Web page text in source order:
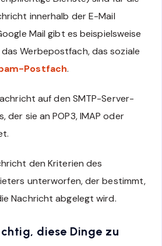
innerhalb der E-Mail
Mail gibt es beispielsweise
Werbepostfach, das soziale
Postfach.
auf den SMTP-Server-
der sie an POP3, IMAP oder
den Kriterien des
unterworfen, der bestimmt,
Nachricht abgelegt wird.
diese Dinge zu